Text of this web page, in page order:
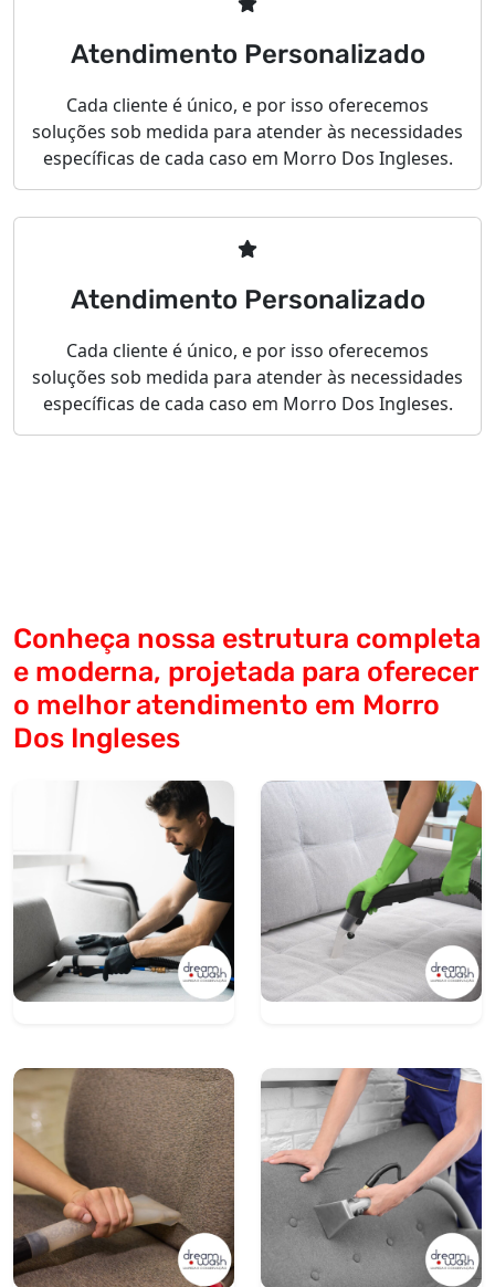
Atendimento Personalizado
Cada cliente é único, e por isso oferecemos
soluções sob medida para atender às necessidades
específicas de cada caso em Morro Dos Ingleses.
Atendimento Personalizado
Cada cliente é único, e por isso oferecemos
soluções sob medida para atender às necessidades
específicas de cada caso em Morro Dos Ingleses.
Conheça nossa estrutura completa
e moderna, projetada para oferecer
o melhor atendimento em Morro
Dos Ingleses